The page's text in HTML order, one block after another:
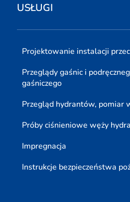
USŁUGI
Projektowanie instalacji
Przeglądy gaśnic i
gaśniczego
Przegląd hydrantów, pomiar
Próby ciśnieniowe węży
Impregnacja
Instrukcje bezpieczeństwa